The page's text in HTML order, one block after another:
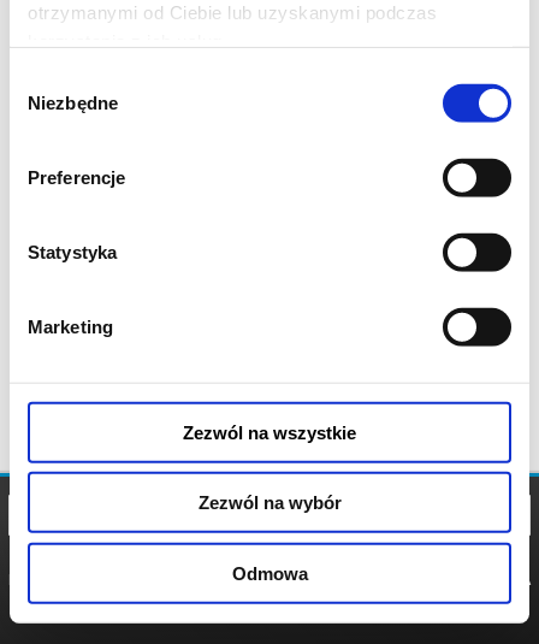
otrzymanymi od Ciebie lub uzyskanymi podczas
zgody
Niezbędne
Preferencje
Statystyka
Marketing
Zezwól na wszystkie
Zezwól na wybór
Odmowa
POLITYKA
POLITYKA